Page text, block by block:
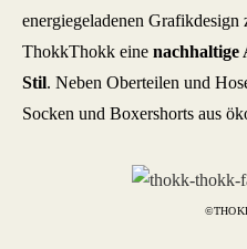
energiegeladenen
ThokkThokk eine nachhaltige
Stil. Neben Oberteilen und
Socken und Boxershorts aus